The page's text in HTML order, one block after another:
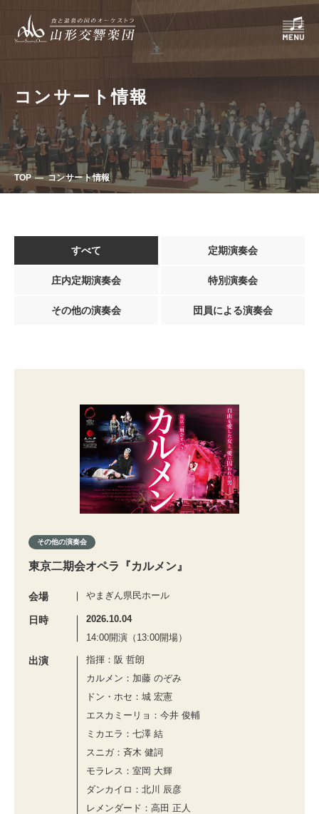
コンサート情報
TOP コンサート情報
すべて 定期演奏会
庄内定期演奏会 特別演奏会
その他の演奏会 団員による演奏会
その他の演奏会
東京二期会オペラ『カルメン』
会場 やまぎん県民ホール
日時
2026.10.04
14:00開演（13:00開場）
出演
指揮：阪 哲朗
カルメン：加藤 のぞみ
ドン・ホセ：城 宏憲
エスカミーリョ：今井 俊輔
ミカエラ：七澤 結
スニガ：⻫⽊ 健詞
モラレス：室岡 ⼤輝
ダンカイロ：北川 ⾠彦
レメンダード：⾼⽥ 正⼈